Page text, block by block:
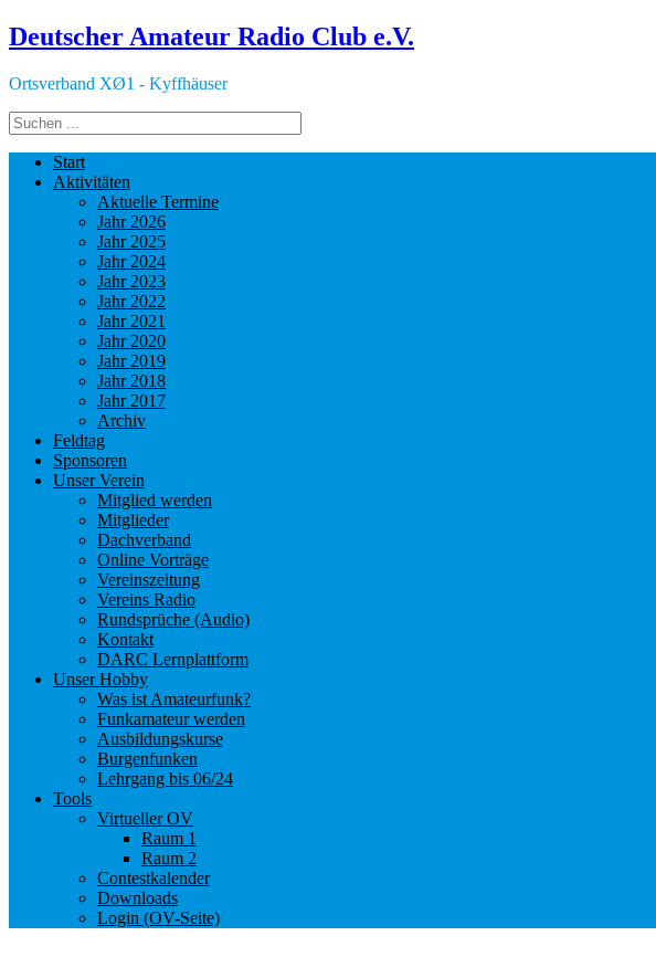
Deutscher Amateur Radio Club e.V.
Ortsverband XØ1 - Kyffhäuser
Start
Aktivitäten
Aktuelle Termine
Jahr 2026
Jahr 2025
Jahr 2024
Jahr 2023
Jahr 2022
Jahr 2021
Jahr 2020
Jahr 2019
Jahr 2018
Jahr 2017
Archiv
Feldtag
Sponsoren
Unser Verein
Mitglied werden
Mitglieder
Dachverband
Online Vorträge
Vereinszeitung
Vereins Radio
Rundsprüche (Audio)
Kontakt
DARC Lernplattform
Unser Hobby
Was ist Amateurfunk?
Funkamateur werden
Ausbildungskurse
Burgenfunken
Lehrgang bis 06/24
Tools
Virtueller OV
Raum 1
Raum 2
Contestkalender
Downloads
Login (OV-Seite)